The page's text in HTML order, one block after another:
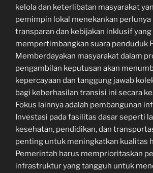
kelola dan keterlibatan masyarakat
pemimpin lokal menekankan
transparan dan kebijakan inklusif yang
mempertimbangkan suara penduduk
Memberdayakan masyarakat dalam
pengambilan keputusan akan
kepercayaan dan tanggung jawab
bagi keberhasilan transisi ini secara
Fokus lainnya adalah pembangunan
Investasi pada fasilitas dasar seperti
kesehatan, pendidikan, dan
penting untuk meningkatkan kualitas
Pemerintah harus memprioritaskan
infrastruktur yang tangguh untuk